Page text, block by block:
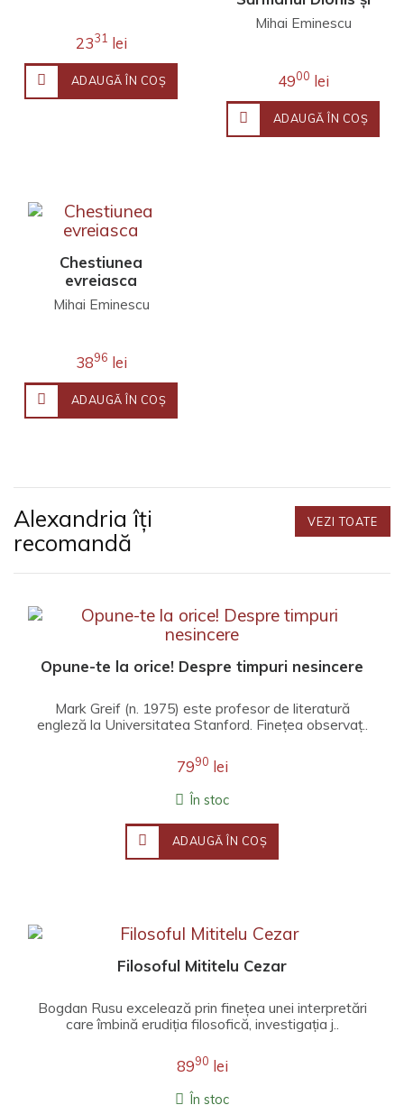
2331 lei
ADAUGĂ ÎN COŞ
alte scrieri în
proză
Mihai Eminescu
4900 lei
ADAUGĂ ÎN COŞ
Chestiunea
evreiasca
Mihai Eminescu
3896 lei
ADAUGĂ ÎN COŞ
Alexandria îți
recomandă
VEZI TOATE
Opune-te la orice! Despre timpuri nesincere
Mark Greif (n. 1975) este profesor de literatură
engleză la Universitatea Stanford. Fineţea observaţ..
7990 lei
În stoc
ADAUGĂ ÎN COŞ
Filosoful Mititelu Cezar
Bogdan Rusu excelează prin finețea unei interpretări
care îmbină erudiția filosofică, investigația j..
8990 lei
În stoc